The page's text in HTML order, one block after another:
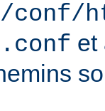
conf/
et